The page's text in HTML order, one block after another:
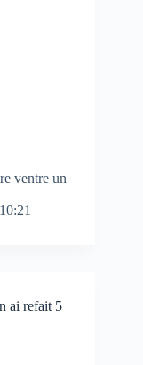
ventre un
ai refait 5